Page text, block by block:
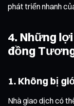
phát triển nhanh
4. Những
đồng
1. Không bị
Nhà giao dịch có